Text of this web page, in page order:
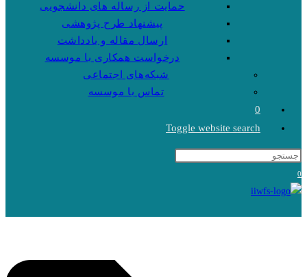
حمایت از رساله های دانشجویی
پیشنهاد طرح پژوهشی
ارسال مقاله و یادداشت
درخواست همکاری با موسسه
شبکه‌های اجتماعی
تماس با موسسه
0
Toggle website search
0